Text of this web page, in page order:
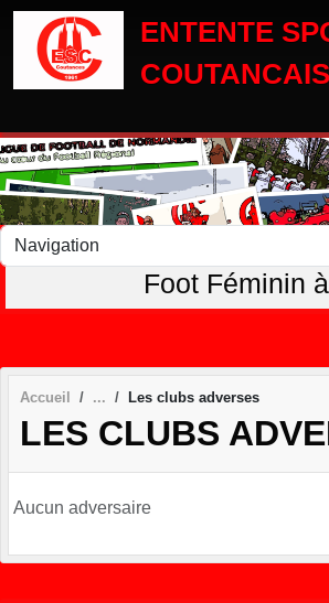
ENTENTE
Foot Féminin
Accueil Les clubs adverses
LES CLUBS
Aucun adversaire
Panneau de gestion des cookies